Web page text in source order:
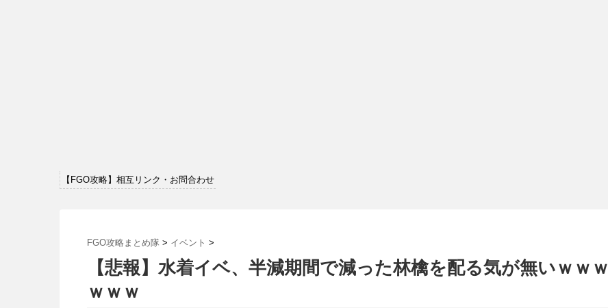
【FGO攻略】相互リンク・お問合わせ
FGO攻略まとめ隊 > イベント >
【悲報】水着イベ、半減期間で減った林檎を配る気が無いｗｗｗ
ｗｗｗ